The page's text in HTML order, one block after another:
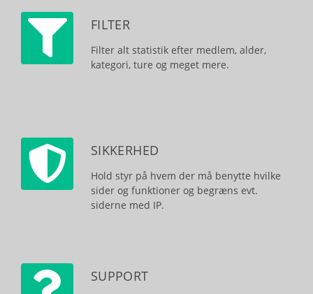
FILTER
Filter alt statistik efter medlem, alder,
kategori, ture og meget mere.
SIKKERHED
Hold styr på hvem der må benytte hvilke
sider og funktioner og begræns evt.
siderne med IP.
SUPPORT